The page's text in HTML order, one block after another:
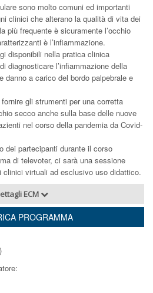
sono molto comuni ed importanti
clinici che alterano la qualità di vita dei
più frequente è sicuramente l’occhio
è l’infiammazione.
disponibili nella pratica clinica
diagnosticare l’infiammazione della
danno a carico del bordo palpebrale e
gli strumenti per una corretta
secco anche sulla base delle nuove
nel corso della pandemia da Covid-
dei partecipanti durante il corso
di televoter, ci sarà una sessione
virtuali ad esclusivo uso didattico.
ECM
PROGRAMMA